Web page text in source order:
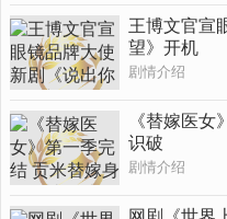
王博文官宣
望》开机
剧情介绍
《替嫁医
识破
剧情介绍